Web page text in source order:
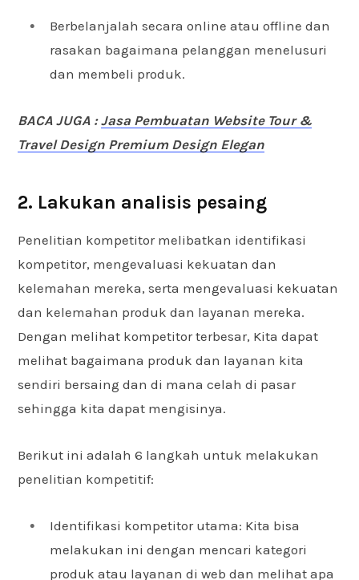
Berbelanjalah secara online atau offline dan
rasakan bagaimana pelanggan menelusuri
dan membeli produk.
BACA JUGA :Jasa Pembuatan Website Tour &
Travel Design Premium Design Elegan
2. Lakukan analisis pesaing
Penelitian kompetitor melibatkan identifikasi
kompetitor, mengevaluasi kekuatan dan
kelemahan mereka, serta mengevaluasi kekuatan
dan kelemahan produk dan layanan mereka.
Dengan melihat kompetitor terbesar, Kita dapat
melihat bagaimana produk dan layanan kita
sendiri bersaing dan di mana celah di pasar
sehingga kita dapat mengisinya.
Berikut ini adalah 6 langkah untuk melakukan
penelitian kompetitif:
Identifikasi kompetitor utama: Kita bisa
melakukan ini dengan mencari kategori
produk atau layanan di web dan melihat apa